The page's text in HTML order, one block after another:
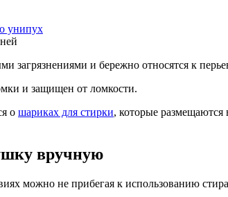
загрязнениями и бережно относятся к
и защищен от ломкости.
о шариках для стирки, которые
вручную
можно не прибегая к использованию